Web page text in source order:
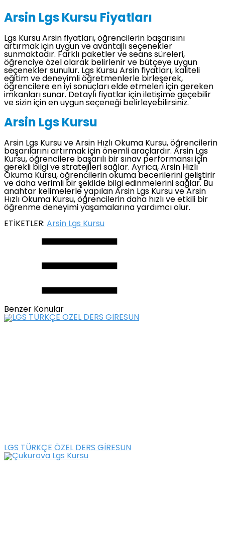
Arsin Lgs Kursu Fiyatları
Lgs Kursu Arsin fiyatları, öğrencilerin başarısını
artırmak için uygun ve avantajlı seçenekler
sunmaktadır. Farklı paketler ve seans süreleri,
öğrenciye özel olarak belirlenir ve bütçeye uygun
seçenekler sunulur. Lgs Kursu Arsin fiyatları, kaliteli
eğitim ve deneyimli öğretmenlerle birleşerek,
öğrencilere en iyi sonuçları elde etmeleri için gereken
imkanları sunar. Detaylı fiyatlar için iletişime geçebilir
ve sizin için en uygun seçeneği belirleyebilirsiniz.
Arsin Lgs Kursu
Arsin Lgs Kursu ve Arsin Hızlı Okuma Kursu, öğrencilerin
başarılarını artırmak için önemli araçlardır. Arsin Lgs
Kursu, öğrencilere başarılı bir sınav performansı için
gerekli bilgi ve stratejileri sağlar. Ayrıca, Arsin Hızlı
Okuma Kursu, öğrencilerin okuma becerilerini geliştirir
ve daha verimli bir şekilde bilgi edinmelerini sağlar. Bu
anahtar kelimelerle yapılan Arsin Lgs Kursu ve Arsin
Hızlı Okuma Kursu, öğrencilerin daha hızlı ve etkili bir
öğrenme deneyimi yaşamalarına yardımcı olur.
ETİKETLER: Arsin Lgs Kursu
Benzer Konular
LGS TÜRKÇE ÖZEL DERS GİRESUN